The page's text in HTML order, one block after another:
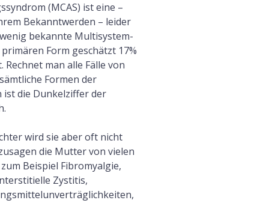
(MCAS) ist eine –
Bekanntwerden – leider
bekannte Multisystem-
Form geschätzt 17%
man alle Fälle von
Formen der
ist die Dunkelziffer der
wird sie aber oft nicht
die Mutter von vielen
Beispiel Fibromyalgie,
Zystitis,